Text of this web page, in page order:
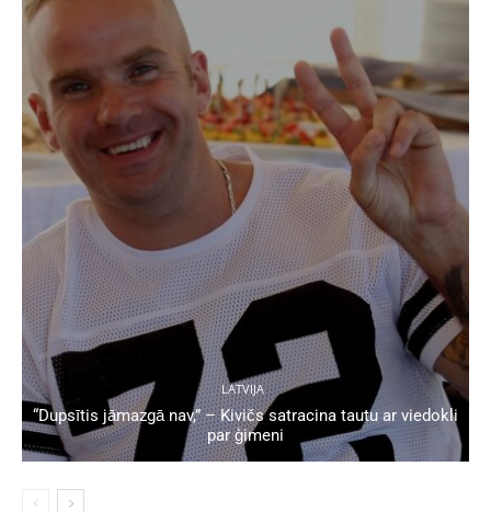
LATVIJA
“Dupsītis jāmazgā nav,” – Kivičs satracina tautu ar viedokli
par ģimeni